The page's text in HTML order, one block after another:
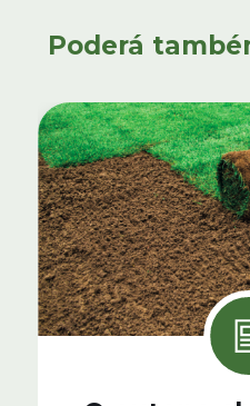
Poderá